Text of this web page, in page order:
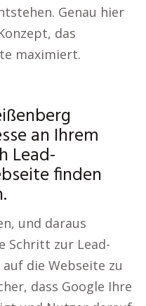
Genau hier
das
maximiert.
an Ihrem
Lead-
finden
und daraus
Schritt zur Lead-
die Webseite zu
dass Google Ihre